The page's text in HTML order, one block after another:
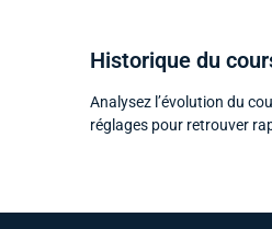
Historique du
Analysez l’évolution du
réglages pour retrouver